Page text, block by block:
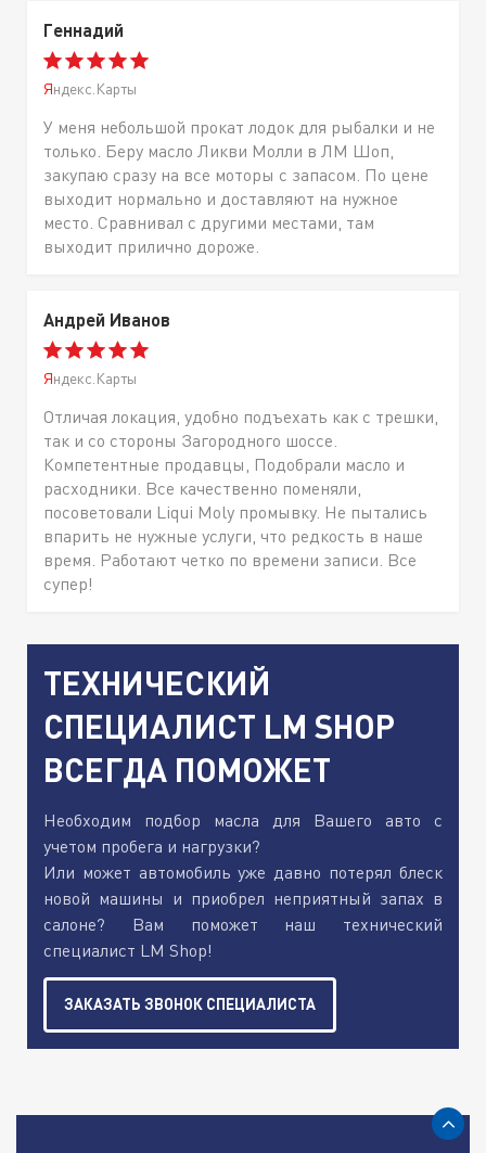
Геннадий
Яндекс.Карты
У меня небольшой прокат лодок для рыбалки и не
только. Беру масло Ликви Молли в ЛМ Шоп,
закупаю сразу на все моторы с запасом. По цене
выходит нормально и доставляют на нужное
место. Сравнивал с другими местами, там
выходит прилично дороже.
Андрей Иванов
Яндекс.Карты
Отличая локация, удобно подъехать как с трешки,
так и со стороны Загородного шоссе.
Компетентные продавцы, Подобрали масло и
расходники. Все качественно поменяли,
посоветовали Liqui Moly промывку. Не пытались
впарить не нужные услуги, что редкость в наше
время. Работают четко по времени записи. Все
супер!
ТЕХНИЧЕСКИЙ
СПЕЦИАЛИСТ LM SHOP
ВСЕГДА ПОМОЖЕТ
Необходим подбор масла для Вашего авто с
учетом пробега и нагрузки?
Или может автомобиль уже давно потерял блеск
новой машины и приобрел неприятный запах в
салоне? Вам поможет наш технический
специалист LM Shop!
ЗАКАЗАТЬ ЗВОНОК СПЕЦИАЛИСТА